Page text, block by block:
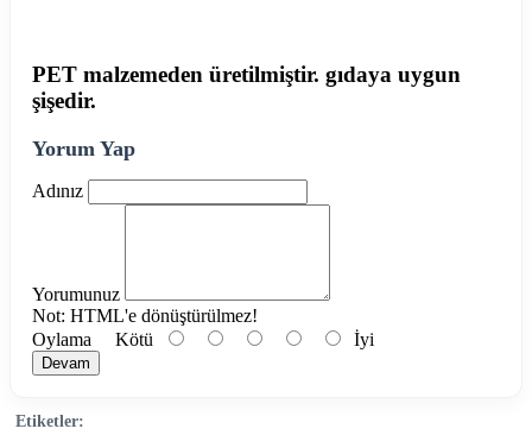
PET malzemeden üretilmiştir. gıdaya uygun
şişedir.
Yorum Yap
Adınız
Yorumunuz
Not: HTML'e dönüştürülmez!
Oylama Kötü İyi
Devam
Etiketler: